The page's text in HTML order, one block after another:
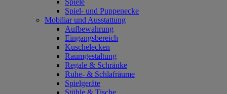
Spiele
Spiel- und Puppenecke
Mobiliar und Ausstattung
Aufbewahrung
Eingangsbereich
Kuschelecken
Raumgestaltung
Regale & Schränke
Ruhe- & Schlafräume
Spielgeräte